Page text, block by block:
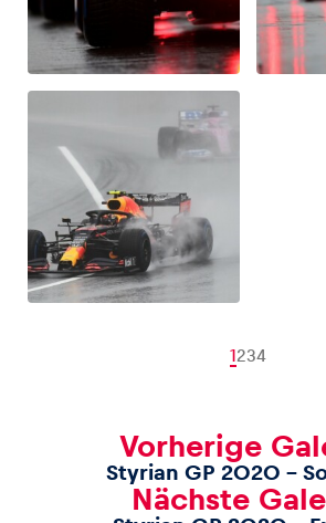
1234
Vorherige
Styrian GP 2020 –
Nächste